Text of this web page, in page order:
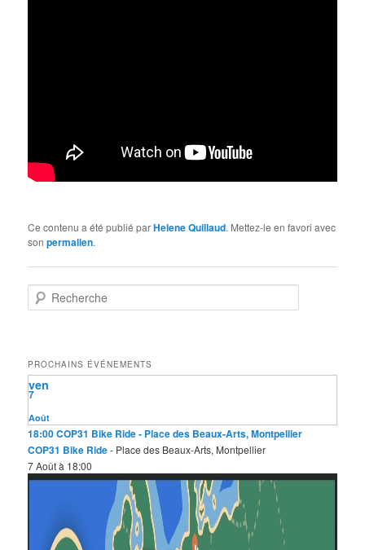
Ce contenu a été publié parHelene Quillaud. Mettez-le en favori avec
sonpermalien.
e
r
c
h
e
PROCHAINS ÉVÉNEMENTS
Août
7
ven
18:00COP31 Bike Ride- Place des Beaux-Arts, Montpellier
COP31 Bike Ride- Place des Beaux-Arts, Montpellier
7 Août à 18:00